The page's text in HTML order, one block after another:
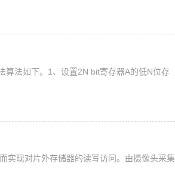
算法如下。1、设置2N bit寄存器A的低N位存
实现对片外存储器的读写访问。由摄像头采集